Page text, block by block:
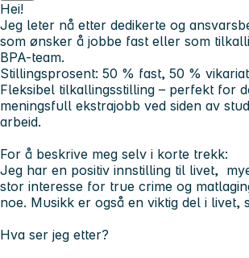
Hei!
Jeg leter nå etter dedikerte og
som ønsker å jobbe fast eller som
BPA-team.
Stillingsprosent: 50 % fast, 50 %
Fleksibel tilkallingsstilling – perfekt for
meningsfull ekstrajobb ved siden av
arbeid.
For å beskrive meg selv i korte trekk:
Jeg har en positiv innstilling til livet,
stor interesse for true crime og
noe. Musikk er også en viktig del i livet,
Hva ser jeg etter?